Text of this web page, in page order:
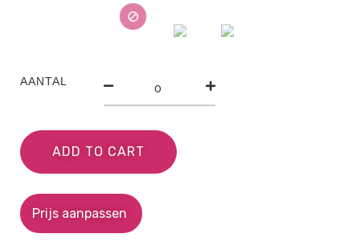
AANTAL
ADD TO CART
Prijs aanpassen